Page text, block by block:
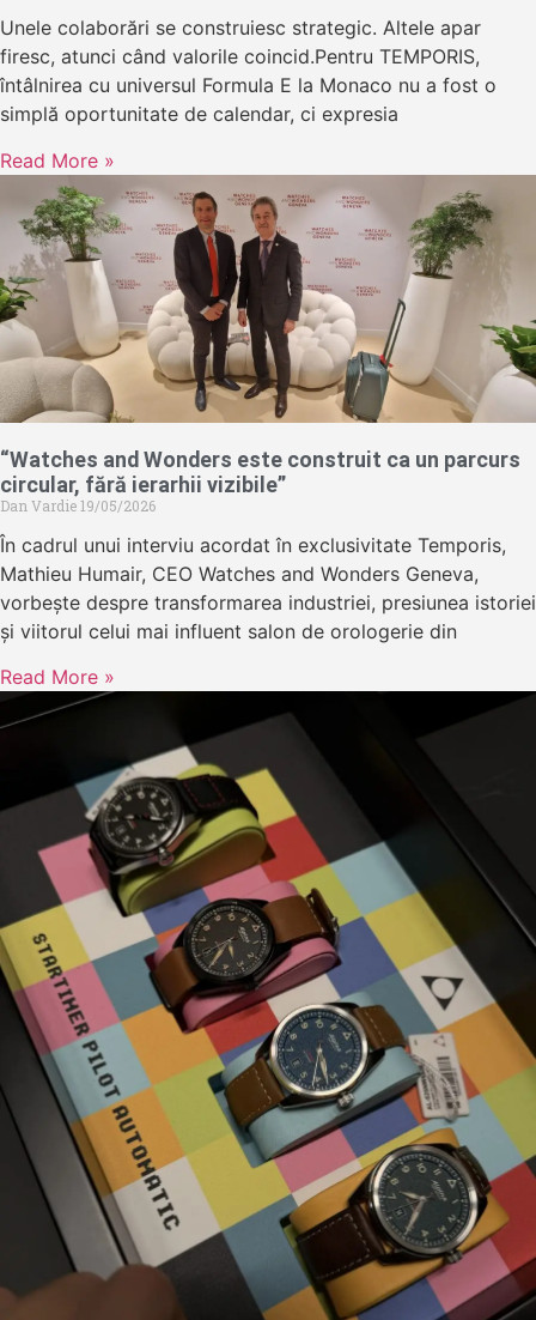
Unele colaborări se construiesc strategic. Altele apar
firesc, atunci când valorile coincid.Pentru TEMPORIS,
întâlnirea cu universul Formula E la Monaco nu a fost o
simplă oportunitate de calendar, ci expresia
Read More »
“Watches and Wonders este construit ca un parcurs
circular, fără ierarhii vizibile”
Dan Vardie19/05/2026
În cadrul unui interviu acordat în exclusivitate Temporis,
Mathieu Humair, CEO Watches and Wonders Geneva,
vorbește despre transformarea industriei, presiunea istoriei
și viitorul celui mai influent salon de orologerie din
Read More »